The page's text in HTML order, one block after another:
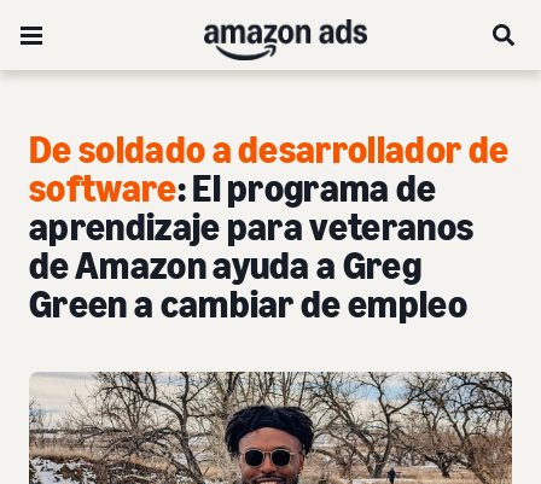
De soldado a desarrollador de
software: El programa de
aprendizaje para veteranos
de Amazon ayuda a Greg
Green a cambiar de empleo